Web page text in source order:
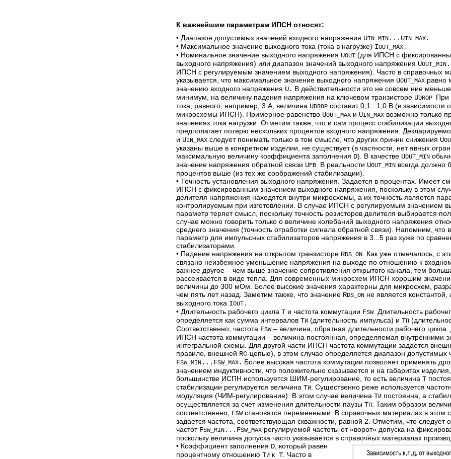
К важнейшим параметрам ИПСН относят:
• Диапазон допустимых значений входного напряжения UIN_MIN ...UIN_MAX.
• Максимальное значение выходного тока (тока в нагрузке) IOUT_MAX.
• Номинальное значение выходного напряжения UOUT (для ИПСН с
выходного напряжения) или диапазон значений выходного напряжения UOUT_MIN
ИПСН с регулируемым значением выходного напряжения). Часто в справочных
указывается, что максимальное значение выходного напряжения UOUT_MAX равно
значению входного напряжения U. В действительности это не совсем ние
минимум, на величину падения напряжения на ключевом транзисторе UDROP При
тока, равного, например, 3 А, величина UDROP составит 0,1...1,0 В (в зависимости
микросхемы ИПСН). Примерное равенство UOUT_MAX и UIN_MAX возможно только
значениях тока нагрузки. Отметим также, что и сам процесс стабилизации
предполагает потерю нескольких процентов входного напряжения.
и UIN_MAX следует понимать только в том смысле, что других причин снижения U
указаны выше в конкретном изделии, не существует (в частности, нет явных
максимальную величину коэффициента заполнения D). В качестве UOUT_MIN
значение напряжения обратной связи UFB . В реальности UOUT_MIN всегда должно
процентов выше (из тех же соображений стабилизации).
• Точность установления выходного напряжения. Задается в процентах. Имеет
ИПСН с фиксированным значением выходного напряжения, поскольку в этом
делителя напряжения находятся внутри микросхемы, а их точность является
контролируемым при изготовлении. В случае ИПСН с регулируемым значением
параметр теряет смысл, поскольку точность резисторов делителя выбирается
случае можно говорить только о величине колебаний выходного напряжения
среднего значения (точность отработки сигнала обратной связи). Напомним, что
параметр для импульсных стабилизаторов напряжения в 3...5 раз хуже по
стабилизаторами.
• Падение напряжения на открытом транзисторе RDS_ON . Как уже отмечалось, с
связано неизбежное уменьшение напряжения на выходе по отношению к
важнее другое – чем выше значение сопротивления открытого канала, тем
рассеивается в виде тепла. Для современных микросхем ИПСН хорошим
величины до 300 мОм. Более высокие значения характерны для микросхем,
чем пять лет назад. Заметим также, что значение RDS_ON не является
выходного тока IOUT.
• Длительность рабочего цикла Т и частота коммутации FSW. Длительность
определяется как сумма интервалов ТИ (длительность импульса) и ТП
Соответственно, частота FSW– величина, обратная длительности рабочего цикла.
ИПСН частота коммутации – величина постоянная, определяемая внутренними
интегральной схемы. Для другой части ИПСН частота коммутации задается
правило, внешней RC-цепью), в этом случае определяется диапазон допустимых
FSW_MIN ...FSW_MAX. Более высокая частота коммутации позволяет применять
значением индуктивности, что положительно сказывается и на габаритах
большинстве ИСПН используется ШИМ-регулирование, то есть величина Т
стабилизации регулируется величина ТИ . Существенно реже используется
модуляция (ЧИМ-регулирование). В этом случае величина ТИ постоянна, а
осуществляется за счет изменения длительности паузы ТП . Таким образом
соответственно, FSWстановятся переменными. В справочных материалах в этом
задается частота, соответствующая скважности, равной 2. Отметим, что следует
частот FSW_MIN ...FSW_MAX регулируемой частоты от «ворот» допуска на
поскольку величина допуска часто указывается в справочных материалах
• Коэффициент заполнения D , который равен
процентному отношению ТИ к Т . Часто в